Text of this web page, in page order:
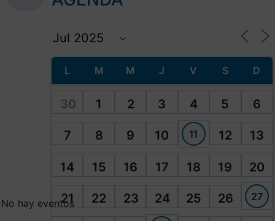
L M M J V S D
30 1 2 3 4 5 6
7 8 9 10 11 12 13
14 15 16 17 18 19 20
21 22 23 24 25 26 27
No hay eventos